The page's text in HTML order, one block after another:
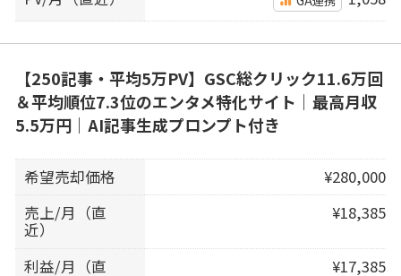
【250記事・平均5万PV】GSC総クリック11.6万回
＆平均順位7.3位のエンタメ特化サイト｜最高月収
5.5万円｜AI記事生成プロンプト付き
希望売却価格
¥280,000
売上/月（直
近）
¥18,385
利益/月（直 ¥17,385